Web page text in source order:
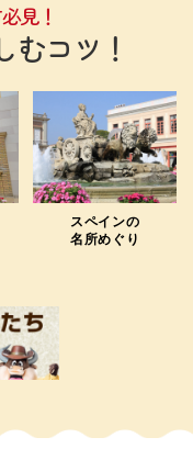
見！
コツ！
スペインの
名所めぐり